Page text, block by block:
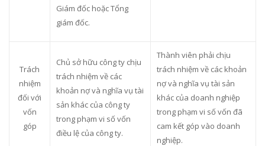
Giám đốc hoặc Tổng
giám đốc.
Trách
nhiệm
đối với
vốn
góp
Chủ sở hữu công ty chịu
trách nhiệm về các
khoản nợ và nghĩa vụ tài
sản khác của công ty
trong phạm vi số vốn
điều lệ của công ty.
Thành viên phải chịu
trách nhiệm về các khoản
nợ và nghĩa vụ tài sản
khác của doanh nghiệp
trong phạm vi số vốn đã
cam kết góp vào doanh
nghiệp.